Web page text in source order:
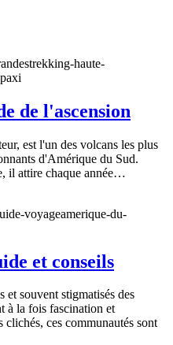
andestrekking-haute-
de l'ascension
est l'un des volcans les plus
d'Amérique du Sud.
il attire chaque année…
voyageamerique-du-
et conseils
et souvent stigmatisés des
à la fois fascination et
clichés, ces communautés sont